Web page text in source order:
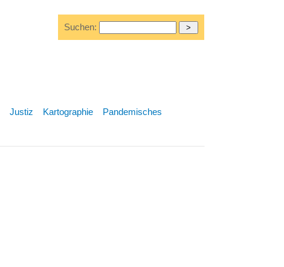
Suchen:
Justiz Kartographie
Pandemisches